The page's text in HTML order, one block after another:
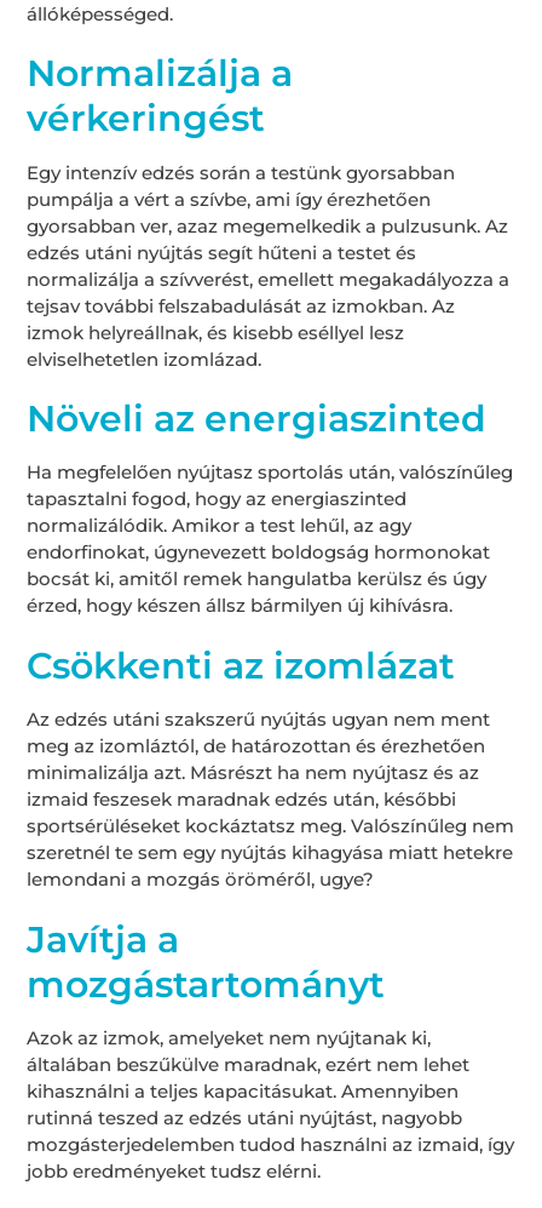
állóképességed.
Normalizálja a
vérkeringést
Egy intenzív edzés során a testünk gyorsabban
pumpálja a vért a szívbe, ami így érezhetően
gyorsabban ver, azaz megemelkedik a pulzusunk. Az
edzés utáni nyújtás segít hűteni a testet és
normalizálja a szívverést, emellett megakadályozza a
tejsav további felszabadulását az izmokban. Az
izmok helyreállnak, és kisebb eséllyel lesz
elviselhetetlen izomlázad.
Növeli az energiaszinted
Ha megfelelően nyújtasz sportolás után, valószínűleg
tapasztalni fogod, hogy az energiaszinted
normalizálódik. Amikor a test lehűl, az agy
endorfinokat, úgynevezett boldogság hormonokat
bocsát ki, amitől remek hangulatba kerülsz és úgy
érzed, hogy készen állsz bármilyen új kihívásra.
Csökkenti az izomlázat
Az edzés utáni szakszerű nyújtás ugyan nem ment
meg az izomláztól, de határozottan és érezhetően
minimalizálja azt. Másrészt ha nem nyújtasz és az
izmaid feszesek maradnak edzés után, későbbi
sportsérüléseket kockáztatsz meg. Valószínűleg nem
szeretnél te sem egy nyújtás kihagyása miatt hetekre
lemondani a mozgás öröméről, ugye?
Javítja a
mozgástartományt
Azok az izmok, amelyeket nem nyújtanak ki,
általában beszűkülve maradnak, ezért nem lehet
kihasználni a teljes kapacitásukat. Amennyiben
rutinná teszed az edzés utáni nyújtást, nagyobb
mozgásterjedelemben tudod használni az izmaid, így
jobb eredményeket tudsz elérni.